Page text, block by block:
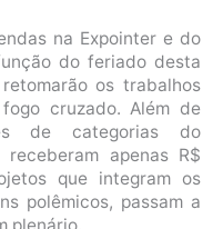
na Expointer e do
do feriado desta
os trabalhos
cruzado. Além de
de categorias do
apenas R$
que integram os
polêmicos, passam a